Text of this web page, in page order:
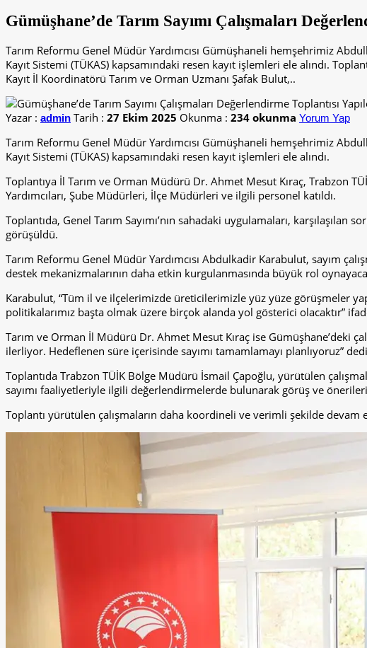
Gümüşhane’de Tarım Sayımı Çalışmaları
Tarım Reformu Genel Müdür Yardımcısı Gümüşhaneli hemşehrimiz
Kayıt Sistemi (TÜKAS) kapsamındaki resen kayıt işlemleri ele alındı.
Kayıt İl Koordinatörü Tarım ve Orman Uzmanı Şafak Bulut,..
Yazar : admin Tarih : 27 Ekim 2025 Okunma : 234 okunma Yorum Yap
Tarım Reformu Genel Müdür Yardımcısı Gümüşhaneli hemşehrimiz
Kayıt Sistemi (TÜKAS) kapsamındaki resen kayıt işlemleri ele alındı.
Toplantıya İl Tarım ve Orman Müdürü Dr. Ahmet Mesut Kıraç, Trabzon
Yardımcıları, Şube Müdürleri, İlçe Müdürleri ve ilgili personel katıldı.
Toplantıda, Genel Tarım Sayımı’nın sahadaki uygulamaları,
görüşüldü.
Tarım Reformu Genel Müdür Yardımcısı Abdulkadir Karabulut, sayım
destek mekanizmalarının daha etkin kurgulanmasında büyük rol
Karabulut, “Tüm il ve ilçelerimizde üreticilerimizle yüz yüze görüşmeler
politikalarımız başta olmak üzere birçok alanda yol gösterici olacaktır”
Tarım ve Orman İl Müdürü Dr. Ahmet Mesut Kıraç ise Gümüşhane’deki
ilerliyor. Hedeflenen süre içerisinde sayımı tamamlamayı planlıyoruz”
Toplantıda Trabzon TÜİK Bölge Müdürü İsmail Çapoğlu, yürütülen
sayımı faaliyetleriyle ilgili değerlendirmelerde bulunarak görüş ve
Toplantı yürütülen çalışmaların daha koordineli ve verimli şekilde